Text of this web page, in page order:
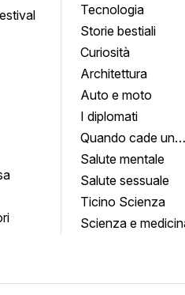
Tecnologia
Storie bestiali
Curiosità
Architettura
Auto e moto
I diplomati
Quando cade un
quadro
Salute mentale
Salute sessuale
Ticino Scienza
Scienza e